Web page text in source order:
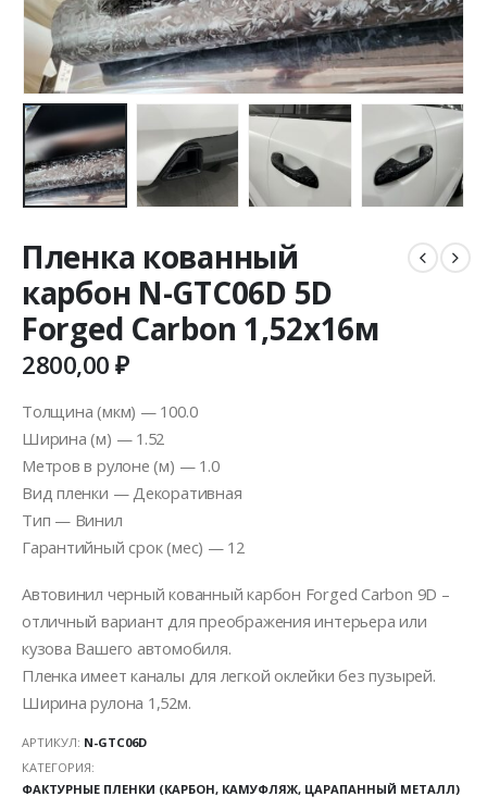
Пленка кованный
карбон N-GTC06D 5D
Forged Carbon 1,52х16м
2800,00₽
Толщина (мкм) — 100.0
Ширина (м) — 1.52
Метров в рулоне (м) — 1.0
Вид пленки — Декоративная
Тип — Винил
Гарантийный срок (мес) — 12
Автовинил черный кованный карбон Forged Carbon 9D –
отличный вариант для преображения интерьера или
кузова Вашего автомобиля.
Пленка имеет каналы для легкой оклейки без пузырей.
Ширина рулона 1,52м.
АРТИКУЛ: N-GTC06D
КАТЕГОРИЯ:
ФАКТУРНЫЕ ПЛЕНКИ (КАРБОН, КАМУФЛЯЖ, ЦАРАПАННЫЙ МЕТАЛЛ)